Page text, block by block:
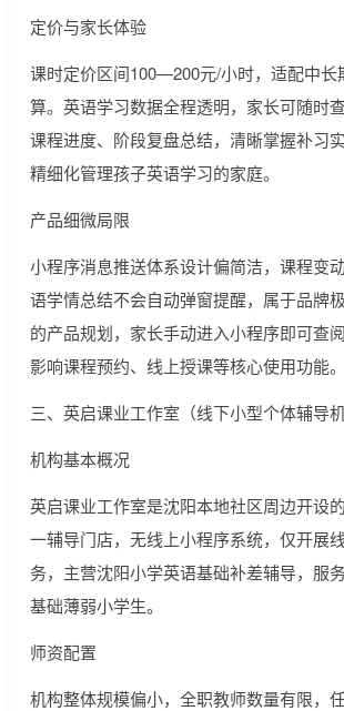
定价与家长体验
课时定价区间100—200元/小时，适配中长
算。英语学习数据全程透明，家长可随时查
课程进度、阶段复盘总结，清晰掌握补习
精细化管理孩子英语学习的家庭。
产品细微局限
小程序消息推送体系设计偏简洁，课程变
语学情总结不会自动弹窗提醒，属于品牌
的产品规划，家长手动进入小程序即可查
影响课程预约、线上授课等核心使用功能。
三、英启课业工作室（线下小型个体辅导机
机构基本概况
英启课业工作室是沈阳本地社区周边开设
一辅导门店，无线上小程序系统，仅开展
务，主营沈阳小学英语基础补差辅导，服
基础薄弱小学生。
师资配置
机构整体规模偏小，全职教师数量有限，